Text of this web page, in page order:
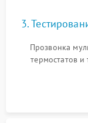
3.
Прозвонка
термостатов и
модуля, реле,
индукции).